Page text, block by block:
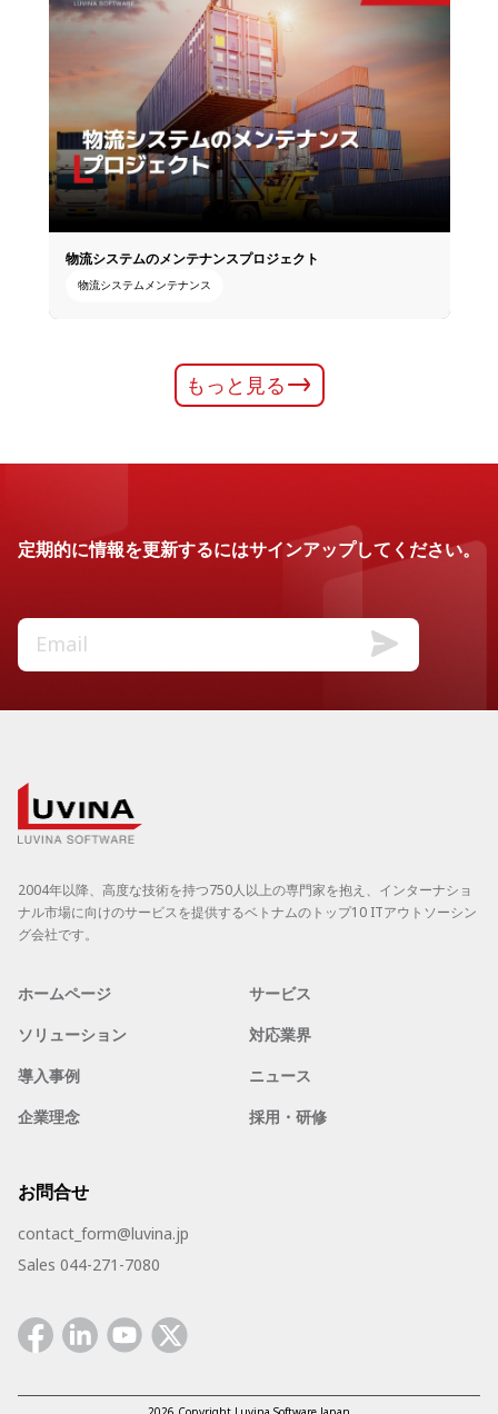
物流システムのメンテナンス​プロジェクト
物流システムメンテナンス
もっと見る
定期的に情報を更新するにはサインアップしてください。
2004年以降、高度な技術を持つ750人以上の専門家を抱え、インターナショ
ナル市場に向けのサービスを提供するベトナムのトップ10 ITアウトソーシン
グ会社です。
ホームページ
サービス
ソリューション
対応業界
導入事例
ニュース
企業理念
採用・研修
お問合せ
contact_form@luvina.jp
Sales 044-271-7080
FacebookLinkedinYoutubeTwitter